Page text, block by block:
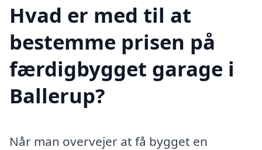
Hvad er med til at
bestemme prisen på
færdigbygget garage i
Ballerup?
Når man overvejer at få bygget en